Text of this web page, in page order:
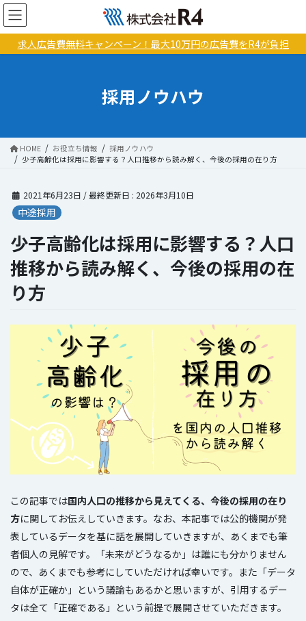
コ
ン
テ
ナ
ビ
ゲ
動
求人広告費無料キャンペーン！最大10万円の広告費をR4が負担
採用ノウハウ
HOME お役立ち情報
採用ノウハウ
少子高齢化は採用に影響する？人口推移から読み解く、今後の採用の在り方
2021年6月23日 / 最終更新日 : 2026年3月10日
中途採用
少子高齢化は採用に影響する？人口
推移から読み解く、今後の採用の在
り方
この記事では国内人口の推移から見えてくる、今後の採用の在り
方に関してお伝えしていきます。なお、本記事では公的機関が発
表しているデータを基に話を展開していきますが、あくまでも筆
者個人の見解です。「未来がどうなるか」は誰にも分かりません
ので、あくまでも参考にしていただければ幸いです。また「データ
自体が正確か」という議論もあるかと思いますが、引用するデー
タは全て「正確である」という前提で展開させていただきます。